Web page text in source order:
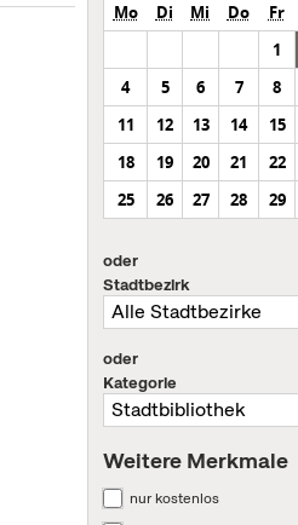
Mo Di Mi Do Fr
1
4
5 6 7 8
11
12 13 14 15
18
19 20 21 22
25
26 27 28 29
oder
Stadtbezirk
oder
Kategorie
Weitere Merkmale
nur kostenlos